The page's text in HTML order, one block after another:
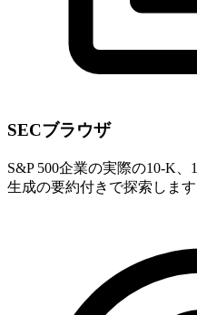
SECブラウザ
S&P 500企業の実際の10-K
生成の要約付きで探索します